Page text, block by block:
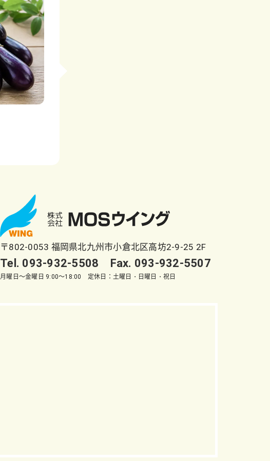
〒802-0053 福岡県北九州市小倉北区高坊2-9-25 2F
Tel. 093-932-5508 Fax. 093-932-5507
月曜日～金曜日 9:00～18:00 定休日：土曜日・日曜日・祝日